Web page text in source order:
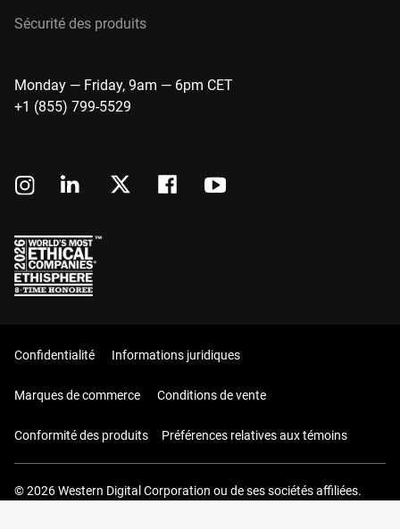
Sécurité des produits
Monday — Friday, 9am — 6pm CET
+1 (855) 799-5529
Confidentialité Informations juridiques
Marques de commerce Conditions de vente
Conformité des produits Préférences relatives aux témoins
© 2026 Western Digital Corporation ou de ses sociétés affiliées.